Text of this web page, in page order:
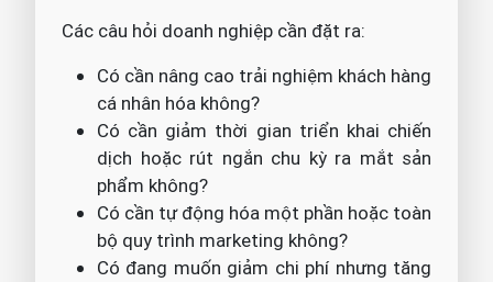
Các câu hỏi doanh nghiệp cần đặt ra:
Có cần nâng cao trải nghiệm khách hàng
cá nhân hóa không?
Có cần giảm thời gian triển khai chiến
dịch hoặc rút ngắn chu kỳ ra mắt sản
phẩm không?
Có cần tự động hóa một phần hoặc toàn
bộ quy trình marketing không?
Có đang muốn giảm chi phí nhưng tăng